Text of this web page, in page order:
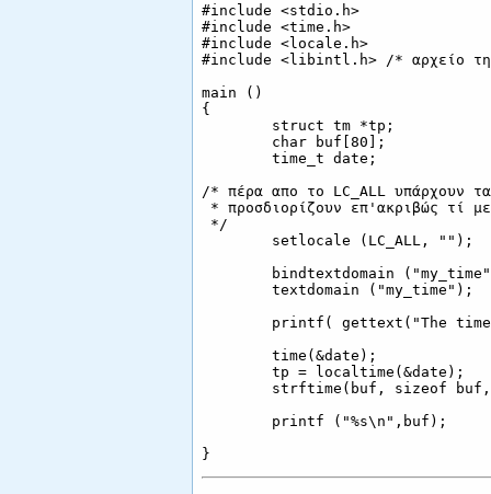
#include <stdio.h>
#include <time.h>
#include <locale.h>
#include <libintl.h> /* αρχείο
main ()
{
        struct tm *tp;
        char buf[80];
        time_t date;
/* πέρα απο το LC_ALL υπάρχουν τα
* προσδιορίζουν επ'ακριβώς τί
*/
        setlocale (LC_ALL, "");
bindtextdomain
        textdomain ("my_time");
printf( gettext("The
        time(&date);
        tp = localtime(&date);
strftime(buf, sizeof
        printf ("%s\n",buf);